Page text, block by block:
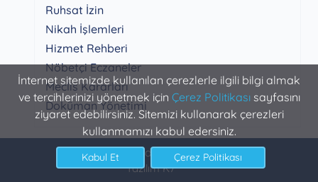
İnternet sitemizde kullanılan çerezlerle ilgili bilgi almak
ve tercihlerinizi yönetmek için Çerez Politikasısayfasını
ziyaret edebilirsiniz. Sitemizi kullanarak çerezleri
kullanmamızı kabul edersiniz.
Ruhsat İzin
Nikah İşlemleri
Hizmet Rehberi
Nöbetçi Eczaneler
Meclis Kararları
Doküman Yönetimi
Şahinbey Belediyesi Bilgi İşlem
Yazılım K7